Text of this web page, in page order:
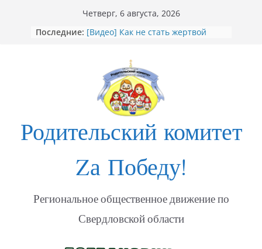
содержимому
Четверг, 6 августа, 2026
Последние: [Видео] Как не стать жертвой
участникам СВО в Богдановиче
ФОТО Годовщина освобождения
Мариуполя
Годовщина освобождения
МАРИУПОЛЯ
«Душевный порыв. Доброволец»
Родительский комитет
Zа Победу!
Региональное общественное движение по
Свердловской области